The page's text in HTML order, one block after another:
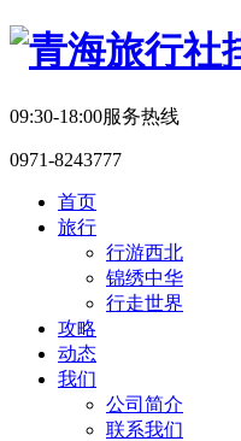
09:30-18:00服务热线
0971-8243777
首页
旅行
行游西北
锦绣中华
行走世界
攻略
动态
我们
公司简介
联系我们